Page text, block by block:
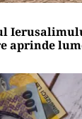
aprinde